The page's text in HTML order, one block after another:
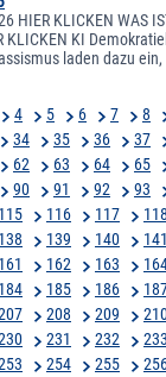
HIER KLICKEN WAS
KLICKEN KI
laden dazu
4 5 6 7 8
34 35 36 37
62 63 64 65
90 91 92 93
115 116 117 118
138 139 140 141
161 162 163
184 185 186
208 209
231 232 233
254 255